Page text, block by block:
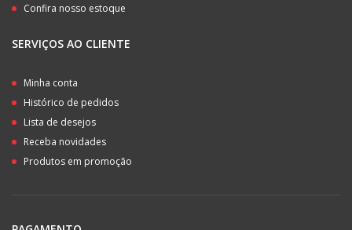
Confira nosso estoque
SERVIÇOS AO CLIENTE
Minha conta
Histórico de pedidos
Lista de desejos
Receba novidades
Produtos em promoção